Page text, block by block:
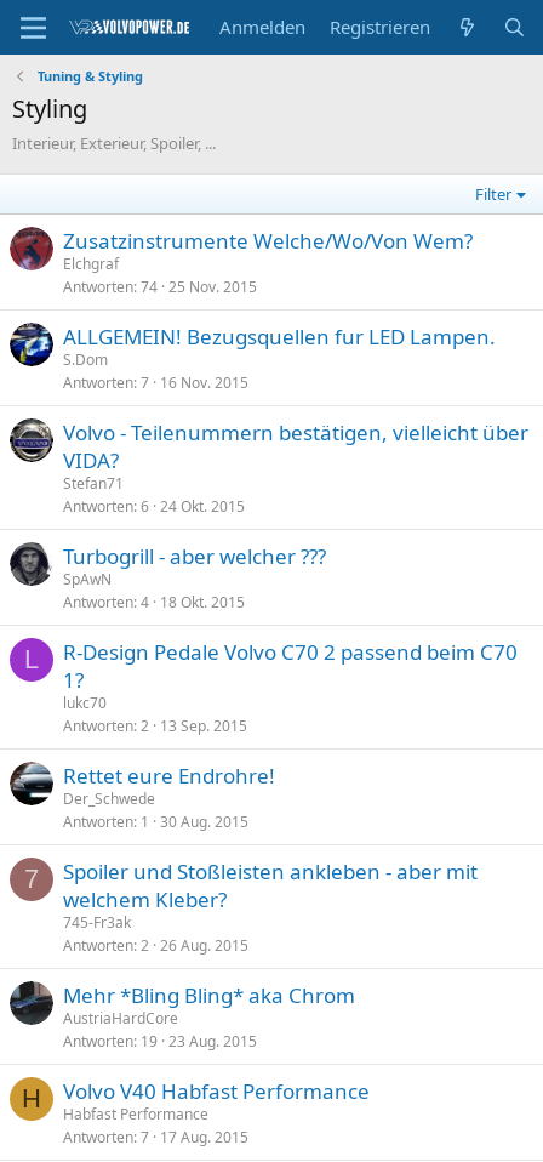
Anmelden Registrieren
Tuning & Styling
Styling
Interieur, Exterieur, Spoiler, ...
Filter
Zusatzinstrumente Welche/Wo/Von Wem?
Elchgraf
Antworten 74 25 Nov. 2015
ALLGEMEIN! Bezugsquellen fur LED Lampen.
S.Dom
Antworten 7 16 Nov. 2015
Volvo - Teilenummern bestätigen, vielleicht über
VIDA?
Stefan71
Antworten 6 24 Okt. 2015
Turbogrill - aber welcher ???
SpAwN
Antworten 4 18 Okt. 2015
L
R-Design Pedale Volvo C70 2 passend beim C70
1?
lukc70
Antworten 2 13 Sep. 2015
Rettet eure Endrohre!
Der_Schwede
Antworten 1 30 Aug. 2015
7
Spoiler und Stoßleisten ankleben - aber mit
welchem Kleber?
745-Fr3ak
Antworten 2 26 Aug. 2015
Mehr *Bling Bling* aka Chrom
AustriaHardCore
Antworten 19 23 Aug. 2015
H Volvo V40 Habfast Performance
Habfast Performance
Antworten 7 17 Aug. 2015